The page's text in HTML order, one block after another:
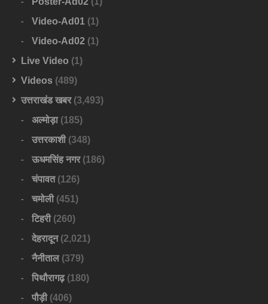
Video-Ad01 (1)
Video-Ad02 (1)
Live Video (1)
Videos (489)
उत्तराखंड खबर(3,493)
अल्मोड़ा(185)
उत्तरकाशी(348)
ऊधमसिंह नगर(186)
चंपावत(126)
चमोली(451)
टिहरी(260)
देहरादून(2,021)
नैनीताल(379)
पिथौरागढ़(180)
पौड़ी(406)